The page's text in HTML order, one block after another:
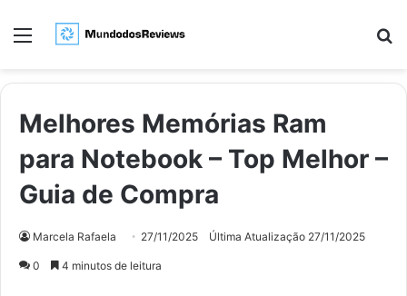
Menu
Melhores Memórias Ram
para Notebook – Top Melhor –
Guia de Compra
Marcela Rafaela 27/11/2025 Última Atualização 27/11/2025
0 4 minutos de leitura